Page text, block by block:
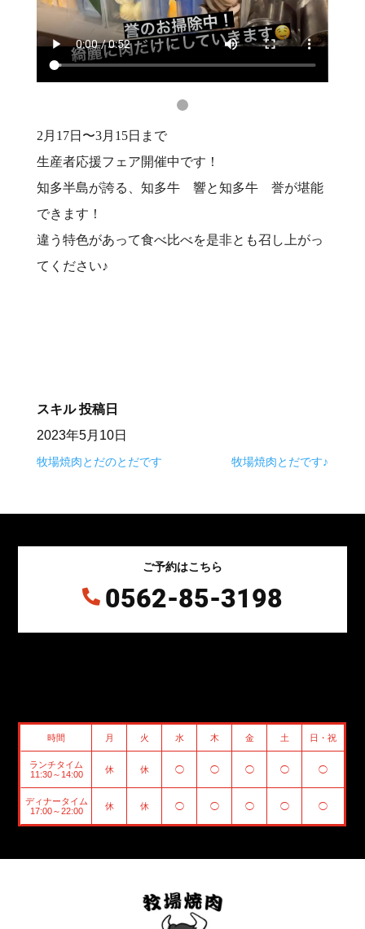
2月17日〜3月15日まで
生産者応援フェア開催中です！
知多半島が誇る、知多牛 響と知多牛 誉が堪能
できます！
違う特色があって食べ比べを是非とも召し上がっ
てください♪
スキル 投稿日
2023年5月10日
牧場焼肉とだのとだです 牧場焼肉とだです♪
ご予約はこちら
 0562-85-3198
時間 月 火 水 木 金 土 日・祝
ランチタイム
11:30～14:00
休 休 ◯ ◯ ◯ ◯ ◯
ディナータイム
17:00～22:00
休 休 ◯ ◯ ◯ ◯ ◯